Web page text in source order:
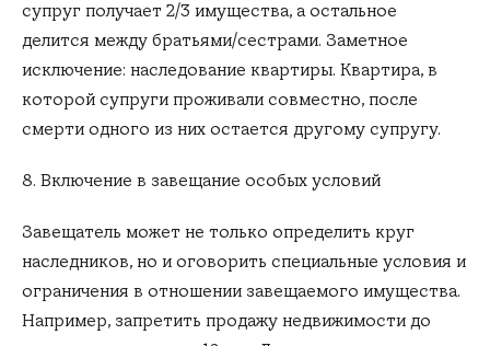
супруг получает 2/3 имущества, а остальное
делится между братьями/сестрами. Заметное
исключение: наследование квартиры. Квартира, в
которой супруги проживали совместно, после
смерти одного из них остается другому супругу.
8. Включение в завещание особых условий
Завещатель может не только определить круг
наследников, но и оговорить специальные условия и
ограничения в отношении завещаемого имущества.
Например, запретить продажу недвижимости до